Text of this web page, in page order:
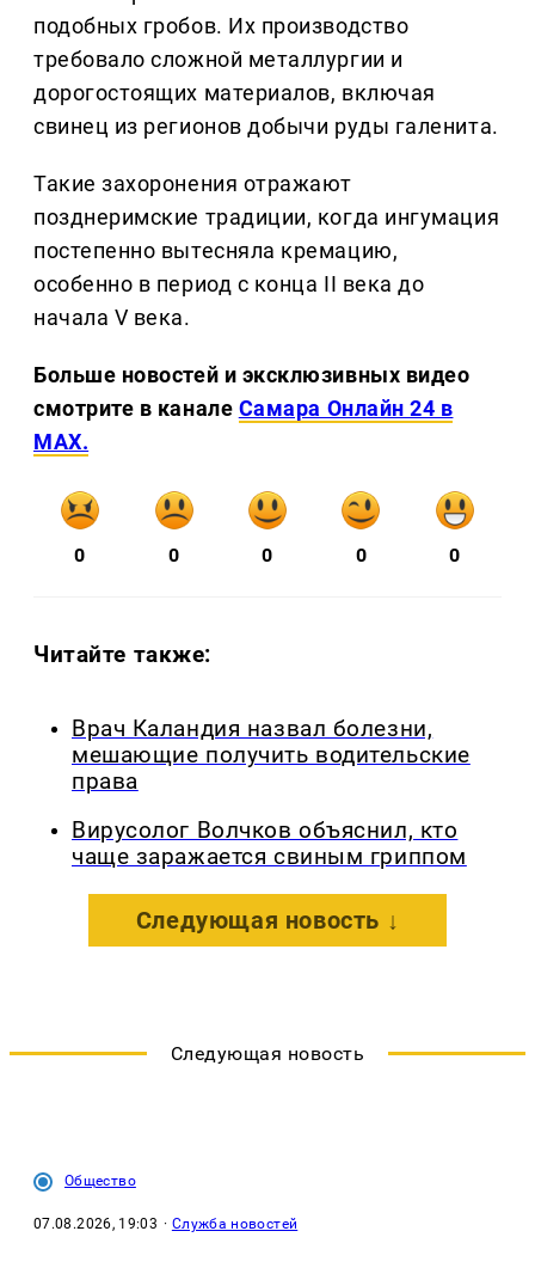
подобных гробов. Их производство
требовало сложной металлургии и
дорогостоящих материалов, включая
свинец из регионов добычи руды галенита.
Такие захоронения отражают
позднеримские традиции, когда ингумация
постепенно вытесняла кремацию,
особенно в период с конца II века до
начала V века.
Больше новостей и эксклюзивных видео
смотрите в канале Самара Онлайн 24 в
MAX.
0 0 0 0 0
Читайте также:
Врач Каландия назвал болезни,
мешающие получить водительские
права
Вирусолог Волчков объяснил, кто
чаще заражается свиным гриппом
Следующая новость ↓
Следующая новость
Общество
07.08.2026, 19:03 · Служба новостей